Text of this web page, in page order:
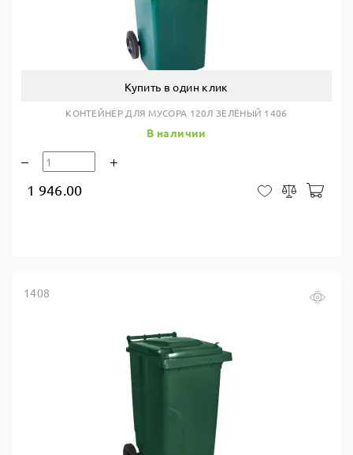
Купить в один клик
КОНТЕЙНЕР ДЛЯ МУСОРА 120Л ЗЕЛЁНЫЙ 1406
В наличии
1 946.00 В закладки
Сравнить
1408